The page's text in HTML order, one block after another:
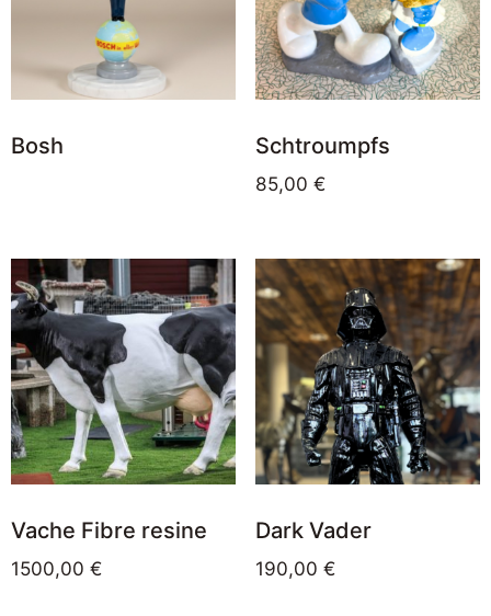
Bosh Schtroumpfs
85,00 €
Vache Fibre resine
1500,00 €
Dark Vader
190,00 €